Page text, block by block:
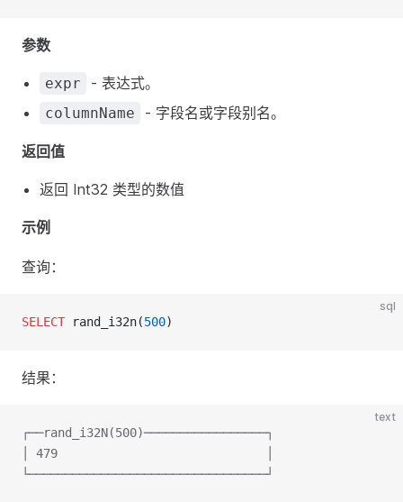
参数
expr - 表达式。
columnName - 字段名或字段别名。
返回值
返回 Int32 类型的数值
示例
查询：
sql
SELECT rand_i32n(500)
结果：
text
┌──rand_i32N(500)─────────────────┐
│ 479                             │
└─────────────────────────────────┘